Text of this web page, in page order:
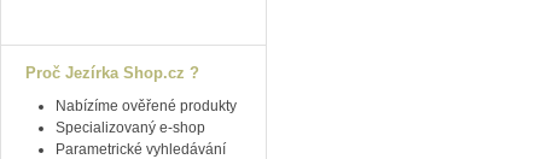
Proč Jezírka Shop.cz ?
Nabízíme ověřené produkty
Specializovaný e-shop
Parametrické vyhledávání